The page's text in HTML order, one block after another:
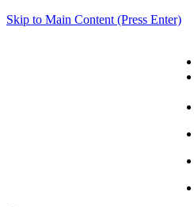
Skip to Main Content (Press Enter)